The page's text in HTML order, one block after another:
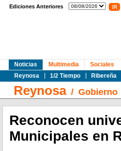
Ediciones Anteriores
Noticias
Reynosa
1/2 Tiempo Ribereña
Multimedia Sociales
Reynosa/ Gobierno
Reconocen
Municipales en